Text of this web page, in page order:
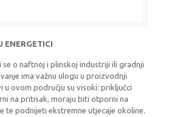
ENERGETICI
se o naftnoj i plinskoj industriji ili gradnji
ima važnu ulogu u proizvodnji
u ovom području su visoki: priključci
na pritisak, moraju biti otporni na
te podnijeti ekstremne utjecaje okoline.